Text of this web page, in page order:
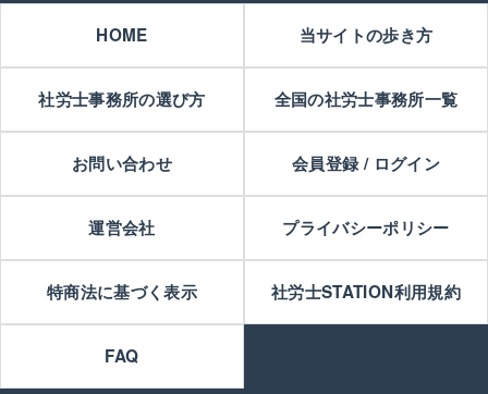
HOME 当サイトの歩き方
社労士事務所の選び方 全国の社労士事務所一覧
お問い合わせ 会員登録 / ログイン
運営会社 プライバシーポリシー
特商法に基づく表示 社労士STATION利用規約
FAQ